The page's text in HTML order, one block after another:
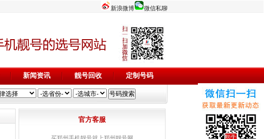
新浪微博 微信私聊
新闻资讯 靓号回收 定制号码
官方客服